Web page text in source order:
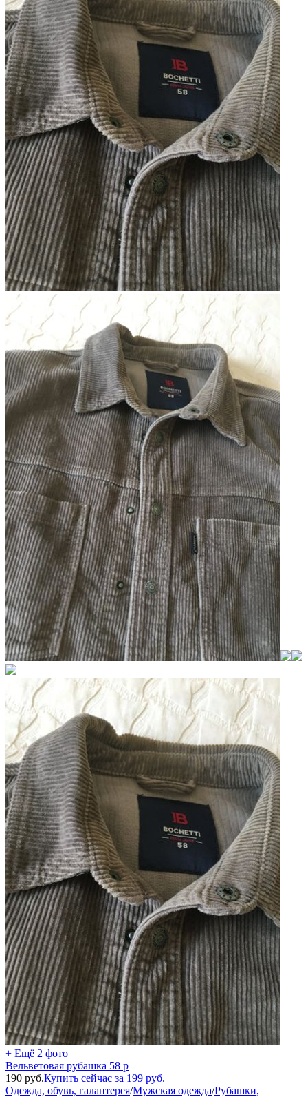
+ Ещё 2 фото
Вельветовая рубашка 58 р
190 руб.Купить сейчас за 199 руб.
Одежда, обувь, галантерея/Мужская одежда/Рубашки,